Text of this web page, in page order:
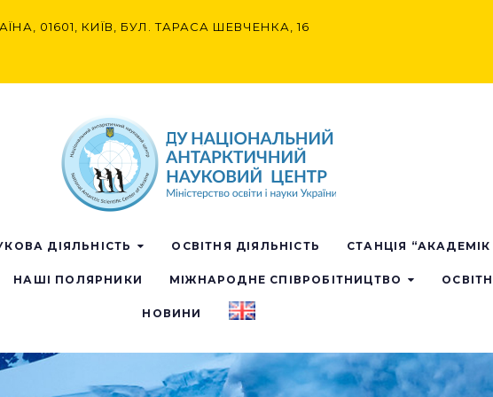
01601, КИЇВ, БУЛ. ТАРАСА ШЕВЧЕНКА, 16
ДІЯЛЬНІСТЬ ОСВІТНЯ ДІЯЛЬНІСТЬ СТАНЦІЯ
НАШІ ПОЛЯРНИКИ МІЖНАРОДНЕ СПІВРОБІТНИЦТВО
НОВИНИ